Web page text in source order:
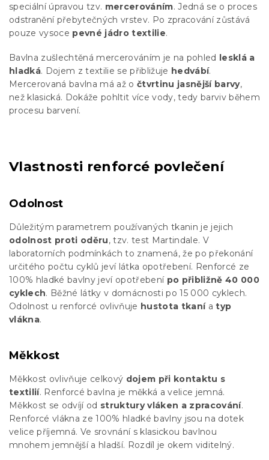
speciální úpravou tzv. mercerováním. Jedná se o proces
odstranění přebytečných vrstev. Po zpracování zůstává
pouze vysoce pevné jádro textilie.
Bavlna zušlechtěná mercerováním je na pohled lesklá a
hladká. Dojem z textilie se přibližuje hedvábí.
Mercerovaná bavlna má až o čtvrtinu jasnější barvy,
než klasická. Dokáže pohltit více vody, tedy barviv během
procesu barvení.
Vlastnosti renforcé povlečení
Odolnost
Důležitým parametrem používaných tkanin je jejich
odolnost proti oděru, tzv. test Martindale. V
laboratorních podmínkách to znamená, že po překonání
určitého počtu cyklů jeví látka opotřebení. Renforcé ze
100% hladké bavlny jeví opotřebení po přibližně 40 000
cyklech. Běžné látky v domácnosti po 15 000 cyklech.
Odolnost u renforcé ovlivňuje hustota tkaníatyp
vlákna.
Měkkost
Měkkost ovlivňuje celkový dojem při kontaktu s
textilií. Renforcé bavlna je měkká a velice jemná.
Měkkost se odvíjí od struktury vláken a zpracování.
Renforcé vlákna ze 100% hladké bavlny jsou na dotek
velice příjemná. Ve srovnání s klasickou bavlnou
mnohem jemnější a hladší. Rozdíl je okem viditelný.